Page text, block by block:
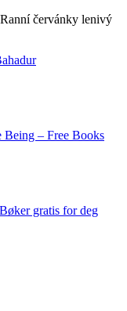
červánky lenivý
Being – Free Books
gratis for deg